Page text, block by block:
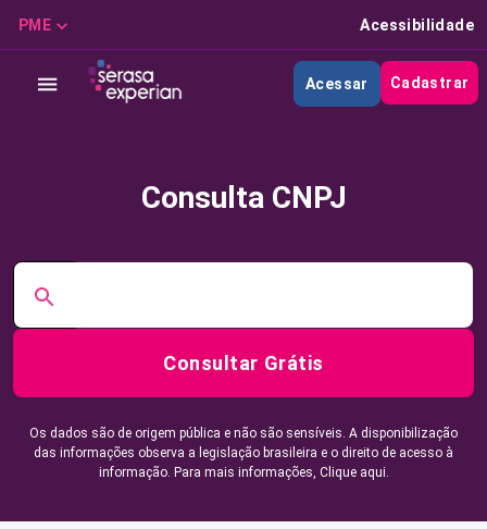
PME Acessibilidade
Acessar Cadastrar
Consulta CNPJ
Consultar Grátis
Os dados são de origem pública e não são sensíveis. A disponibilização
das informações observa a legislação brasileira e o direito de acesso à
informação. Para mais informações, Clique aqui.